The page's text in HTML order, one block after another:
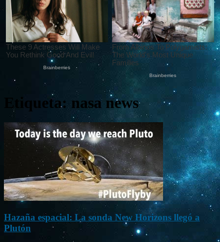
Etiqueta: nasa news
Hazaña espacial: La sonda New Horizons llegó a
Plutón